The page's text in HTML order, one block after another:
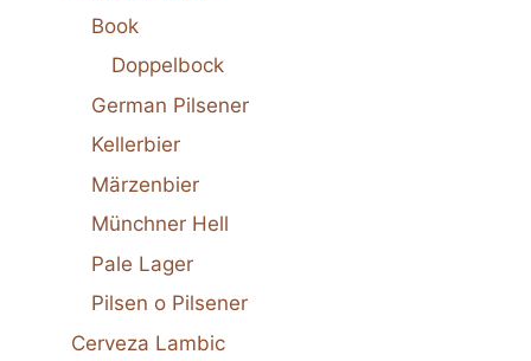
Book
Doppelbock
German Pilsener
Kellerbier
Märzenbier
Münchner Hell
Pale Lager
Pilsen o Pilsener
Cerveza Lambic